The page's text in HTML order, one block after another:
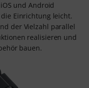
und Android
Einrichtung leicht.
der Vielzahl parallel
realisieren und
bauen.